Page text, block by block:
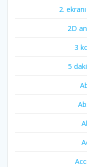
2.
2D
3
5